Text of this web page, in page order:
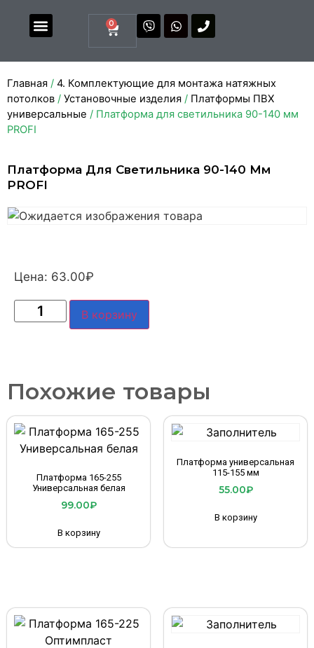
0
Главная / 4. Комплектующие для монтажа натяжных
потолков / Установочные изделия / Платформы ПВХ
универсальные / Платформа для светильника 90-140 мм
PROFI
Платформа Для Светильника 90-140 Мм
PROFI
Цена: 63.00₽
В корзину
Похожие товары
Платформа 165-255
Универсальная белая
99.00₽
В корзину
Платформа универсальная
115-155 мм
55.00₽
В корзину